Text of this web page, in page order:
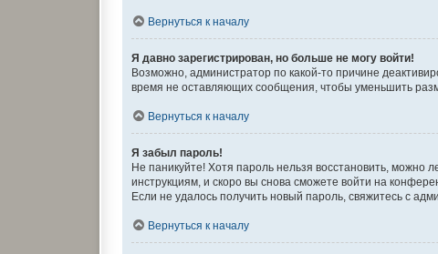
Вернуться к началу
Я давно зарегистрирован, но больше не могу войти!
Возможно, администратор по какой-то причине
время не оставляющих сообщения, чтобы уменьшить
Вернуться к началу
Я забыл пароль!
Не паникуйте! Хотя пароль нельзя восстановить, можно
инструкциям, и скоро вы снова сможете войти на
Если не удалось получить новый пароль, свяжитесь с
Вернуться к началу